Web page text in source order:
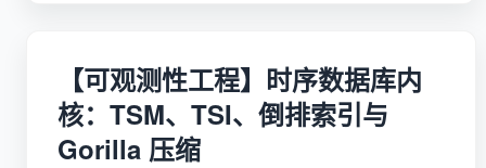
【可观测性工程】时序数据库内
核：TSM、TSI、倒排索引与
Gorilla 压缩